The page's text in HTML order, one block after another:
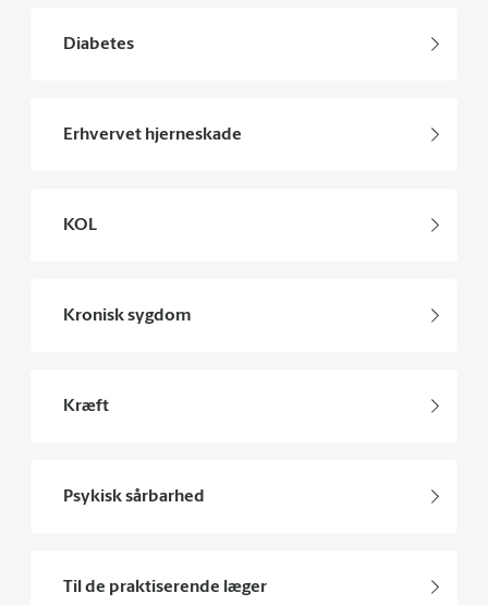
Diabetes
Erhvervet hjerneskade
KOL
Kronisk sygdom
Kræft
Psykisk sårbarhed
Til de praktiserende læger